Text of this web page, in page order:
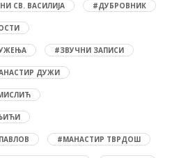
СВ. ВАСИЛИЈА #ДУБРОВНИК
#ЗВУЧНИ ЗАПИСИ
ДУЖИ
#МАНАСТИР ТВРДОШ